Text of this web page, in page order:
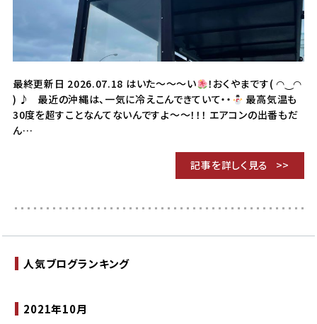
最終更新日 2026.07.18 はいた～～～い
！おくやまです( ◠‿◠
) ♪ 最近の沖縄は、一気に冷えこんできていて・・
最高気温も
30度を超すことなんてないんですよ～～！！！ エアコンの出番もだ
ん…
記事を詳しく見る
2021年10月
人気ブログランキング